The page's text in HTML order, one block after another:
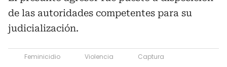
de las autoridades competentes para su
judicialización.
Feminicidio Violencia Captura